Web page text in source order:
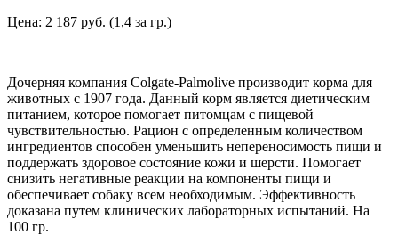
Цена: 2 187 руб. (1,4 за гр.)
Дочерняя компания Colgate-Palmolive производит корма для
животных с 1907 года. Данный корм является диетическим
питанием, которое помогает питомцам с пищевой
чувствительностью. Рацион с определенным количеством
ингредиентов способен уменьшить непереносимость пищи и
поддержать здоровое состояние кожи и шерсти. Помогает
снизить негативные реакции на компоненты пищи и
обеспечивает собаку всем необходимым. Эффективность
доказана путем клинических лабораторных испытаний. На
100 гр.